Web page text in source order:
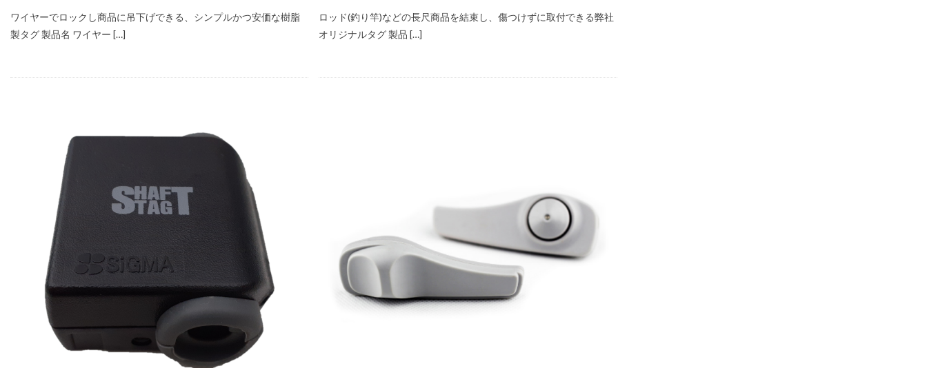
ワイヤーでロックし商品に吊下げできる、シンプルかつ安価な樹脂
製タグ 製品名 ワイヤー […]
ロッド(釣り竿)などの長尺商品を結束し、傷つけずに取付できる弊社
オリジナルタグ 製品 […]